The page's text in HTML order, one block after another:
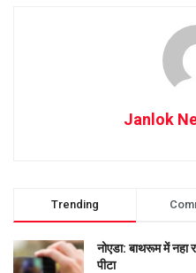
Janlok
Trending
नोएडा: बाथरूम में नहा
पीटा